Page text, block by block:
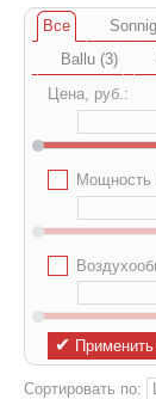
Все
Ballu (3)
Цена, руб.:
Мощность
✔
Сортировать по: